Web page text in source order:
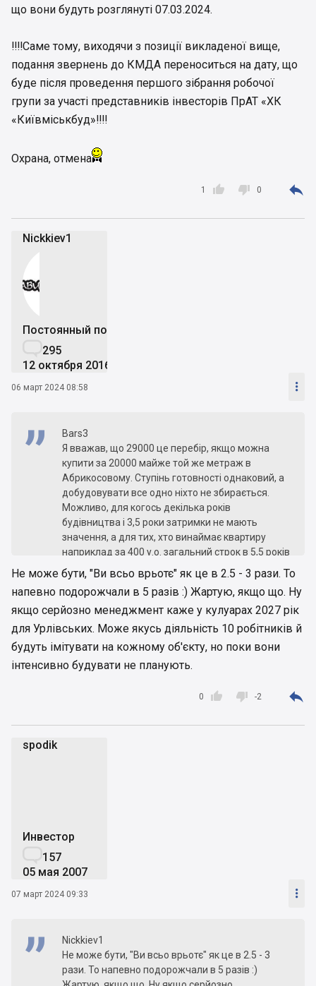
що вони будуть розглянуті 07.03.2024.
‼️‼️Саме тому, виходячи з позиції викладеної вище,
подання звернень до КМДА переноситься на дату, що
буде після проведення першого зібрання робочої
групи за участі представників інвесторів ПрАТ «ХК
«Київміськбуд»‼️‼️
Охрана, отмена

1  0 
Nickkiev1
Постоянный пользователь
295
12 октября 2016
06 март 2024 08:58 
Bars3
Я вважав, що 29000 це перебір, якщо можна
купити за 20000 майже той же метраж в
Абрикосовому. Ступінь готовності однаковий, а
добудовувати все одно ніхто не збирається.
Можливо, для когось декілька років
будівництва і 3,5 роки затримки не мають
значення, а для тих, хто винаймає квартиру
наприклад за 400 у.о. загальний строк в 5,5 років
найму виливається в 26400 у.о. А готова
квартира у 2018 році коштувала на 5-10 тисяч
доларів дорожче, ніж котлован. Доречі, знайшов
в інтернеті ціни в Абрикосовому за 2020 рік, то
просили по 50-55 тисяч за ці квартири, тобто
ціна в 2,5 - майже в 3 рази впала.
Не може бути, "Ви всьо врьотє" як це в 2.5 - 3 рази. То
напевно подорожчали в 5 разів :) Жартую, якщо що. Ну
якщо серйозно менеджмент каже у кулуарах 2027 рік
для Урлівських. Може якусь діяльність 10 робітників й
будуть імітувати на кожному об'єкту, но поки вони
інтенсивно будувати не планують.

0  -2 
spodik
Инвестор
157
05 мая 2007
07 март 2024 09:33 
Nickkiev1
Не може бути, "Ви всьо врьотє" як це в 2.5 - 3
рази. То напевно подорожчали в 5 разів :)